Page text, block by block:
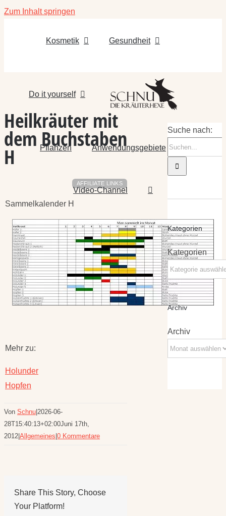
Zum Inhalt springen
Kosmetik Gesundheit
Do it yourself
Pflanzen Anwendungsgebiete
Video-Channel
Heilkräuter mit
dem Buchstaben
H
AFFILIATE LINKS
Sammelkalender H
Mehr zu:
Holunder
Hopfen
Von Schnu 2026-06-
28T15:40:13+02:00Juni 17th,
2012 Allgemeines 0 Kommentare
Share This Story, Choose
Your Platform!
Suche nach:
Kategorien
Kategorien
Archiv
Archiv